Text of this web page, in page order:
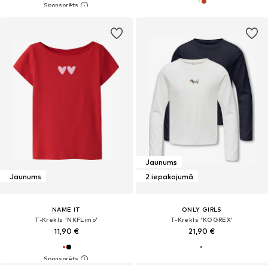
Jaunums
NAME IT
T-Krekls 'NKFLimo'
11,90 €
Jaunums
2 iepakojumā
ONLY GIRLS
T-Krekls 'KOGREX'
21,90 €